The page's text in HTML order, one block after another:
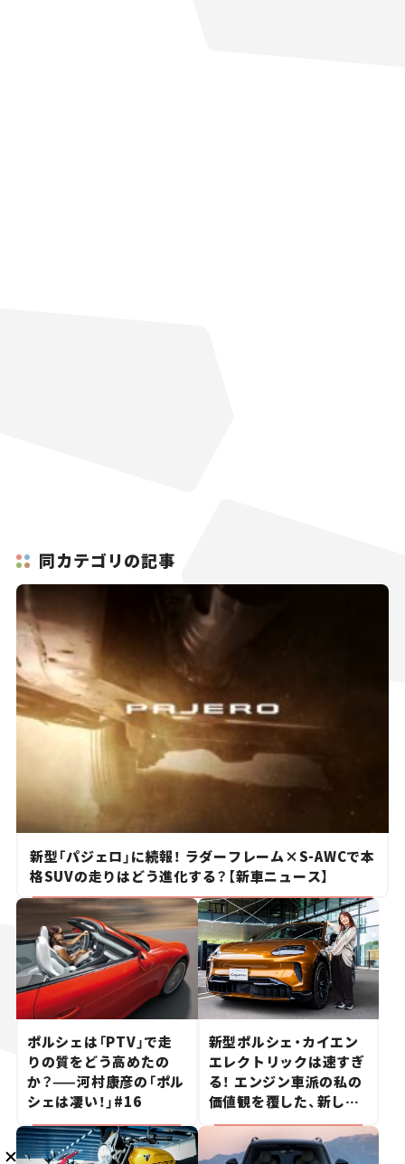
同カテゴリの記事
新型「パジェロ」に続報！ ラダーフレーム×S-AWCで本
格SUVの走りはどう進化する？【新車ニュース】
ポルシェは「PTV」で走
りの質をどう高めたの
か？——河村康彦の「ポル
シェは凄い！」#16
新型ポルシェ・カイエン
エレクトリックは速すぎ
る！ エンジン車派の私の
価値観を覆した、新しい
ポルシェの走り。
メルマガ登録
KURU KURAについて広告掲載 プライバシーポリシー 採用情報
FAQ
follow us